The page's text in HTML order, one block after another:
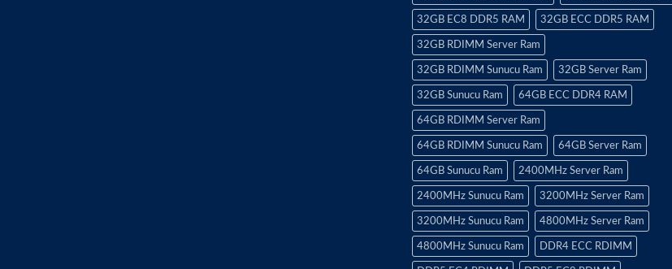
32GB EC8 DDR5 RAM 32GB ECC DDR5 RAM
32GB RDIMM Server Ram
32GB RDIMM Sunucu Ram 32GB Server Ram
32GB Sunucu Ram 64GB ECC DDR4 RAM
64GB RDIMM Server Ram
64GB RDIMM Sunucu Ram 64GB Server Ram
64GB Sunucu Ram 2400MHz Server Ram
2400MHz Sunucu Ram 3200MHz Server Ram
3200MHz Sunucu Ram 4800MHz Server Ram
4800MHz Sunucu Ram DDR4 ECC RDIMM